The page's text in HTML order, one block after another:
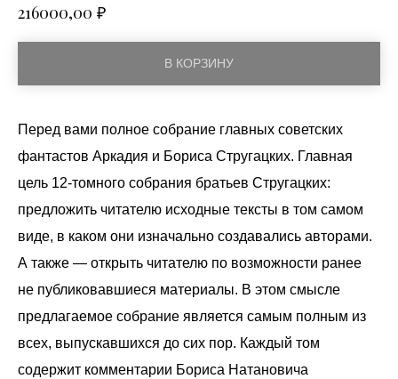
216000,00 ₽
В КОРЗИНУ
Перед вами полное собрание главных советских
фантастов Аркадия и Бориса Стругацких. Главная
цель 12-томного собрания братьев Стругацких:
предложить читателю исходные тексты в том самом
виде, в каком они изначально создавались авторами.
А также — открыть читателю по возможности ранее
не публиковавшиеся материалы. В этом смысле
предлагаемое собрание является самым полным из
всех, выпускавшихся до сих пор. Каждый том
содержит комментарии Бориса Натановича